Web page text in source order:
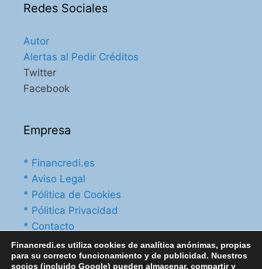
Redes Sociales
Autor
Alertas al Pedir Créditos
Twitter
Facebook
Empresa
* Financredi.es
* Aviso Legal
* Pólitica de Cookies
* Pólitica Privacidad
* Contacto
Financredi.es utiliza cookies de analítica anónimas, propias
para su correcto funcionamiento y de publicidad. Nuestros
socios (incluido Google) pueden almacenar, compartir y